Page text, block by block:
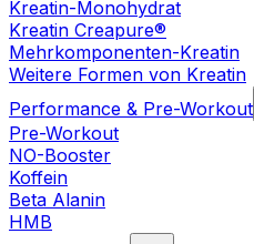
Kreatin-Monohydrat
Kreatin Creapure®
Mehrkomponenten-Kreatin
Weitere Formen von Kreatin
Performance & Pre-Workout
Pre-Workout
NO-Booster
Koffein
Beta Alanin
HMB